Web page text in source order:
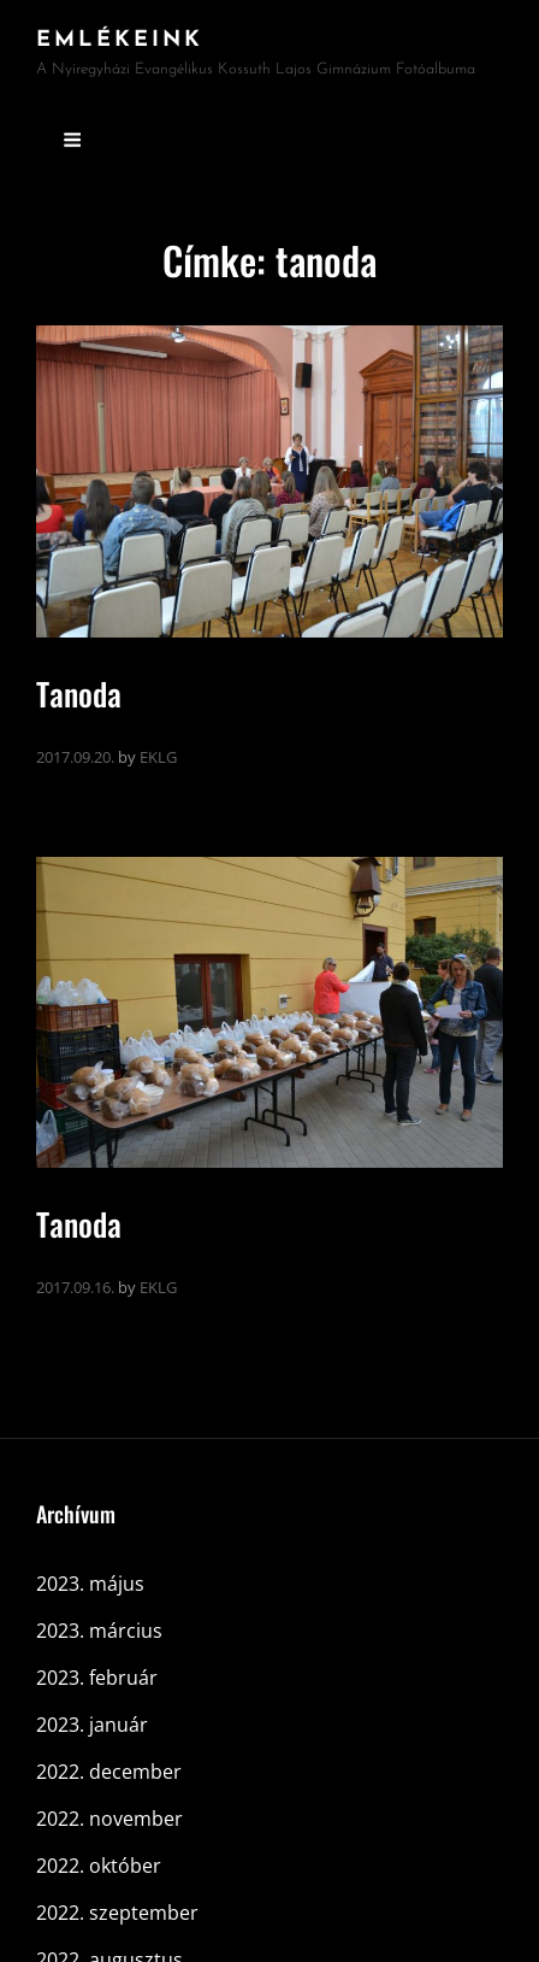
EMLÉKEINK
A Nyíregyházi Evangélikus Kossuth Lajos Gimnázium Fotóalbuma
Címke:tanoda
Tanoda
2017.09.20. by EKLG
Tanoda
2017.09.16. by EKLG
Archívum
2023. május
2023. március
2023. február
2023. január
2022. december
2022. november
2022. október
2022. szeptember